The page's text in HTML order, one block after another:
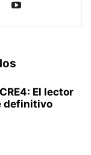
El lector
definitivo